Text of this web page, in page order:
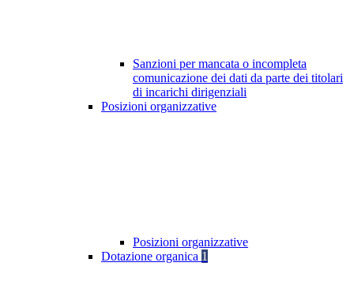
Sanzioni per mancata o incompleta
comunicazione dei dati da parte dei titolari
di incarichi dirigenziali
Posizioni organizzative
Posizioni organizzative
Dotazione organica 1